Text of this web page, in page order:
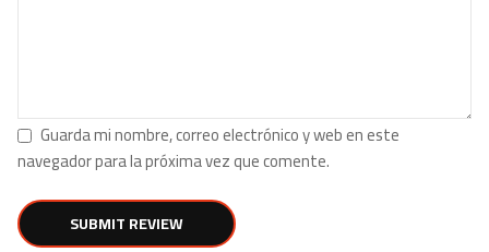
Guarda mi nombre, correo electrónico y web en este
navegador para la próxima vez que comente.